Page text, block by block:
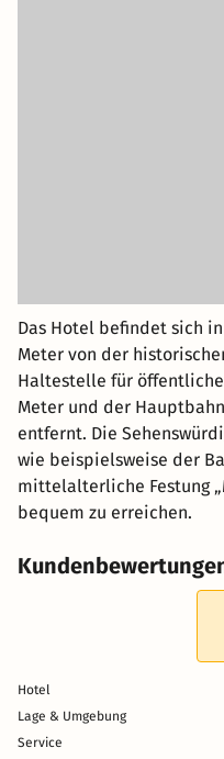
Das Hotel befindet sich
Meter von der
Haltestelle für
Meter und der
entfernt. Die
wie beispielsweise der
mittelalterliche Festung
bequem zu erreichen.
Hotel
Lage & Umgebung
Service